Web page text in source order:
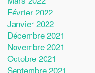
Février 2022
Janvier 2022
Décembre 2021
Novembre 2021
Octobre 2021
Septembre 2021